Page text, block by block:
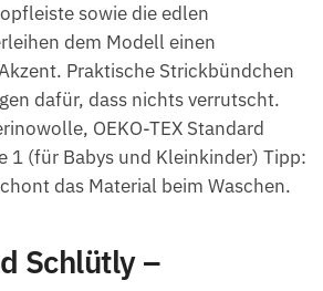
sowie die edlen
dem Modell einen
Praktische Strickbündchen
dafür, dass nichts verrutscht.
OEKO-TEX Standard
1 (für Babys und Kleinkinder) Tipp:
das Material beim Waschen.
Schlütly –